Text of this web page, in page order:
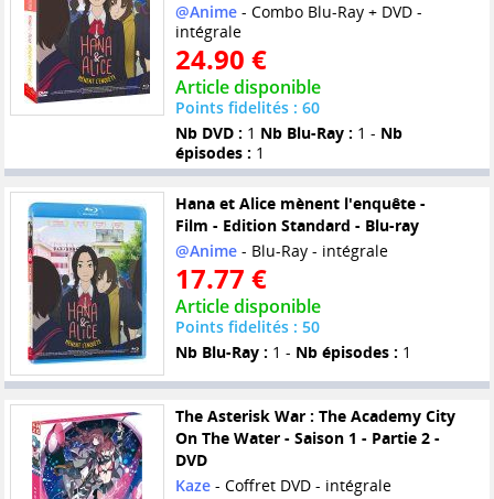
@Anime- Combo Blu-Ray + DVD -
intégrale
24.90 €
Article disponible
Points fidelités : 60
Nb DVD : 1 Nb Blu-Ray : 1 - Nb
épisodes : 1
Hana et Alice mènent l'enquête -
Film - Edition Standard - Blu-ray
@Anime- Blu-Ray - intégrale
17.77 €
Article disponible
Points fidelités : 50
Nb Blu-Ray : 1 - Nb épisodes : 1
The Asterisk War : The Academy City
On The Water - Saison 1 - Partie 2 -
DVD
Kaze- Coffret DVD - intégrale